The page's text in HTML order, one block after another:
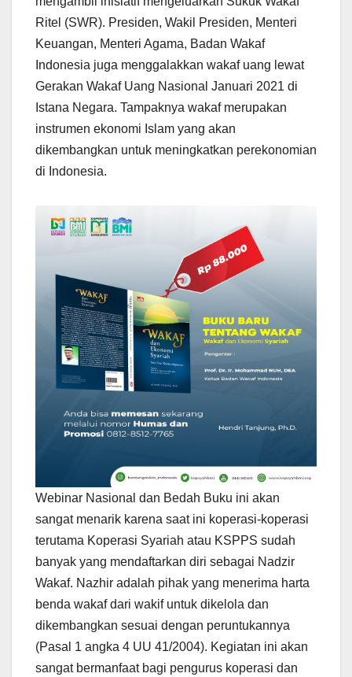
Ritel (SWR). Presiden, Wakil Presiden, Menteri
Keuangan, Menteri Agama, Badan Wakaf
Indonesia juga menggalakkan wakaf uang lewat
Gerakan Wakaf Uang Nasional Januari 2021 di
Istana Negara. Tampaknya wakaf merupakan
instrumen ekonomi Islam yang akan
dikembangkan untuk meningkatkan perekonomian
di Indonesia.
Webinar Nasional dan Bedah Buku ini akan
sangat menarik karena saat ini koperasi-koperasi
terutama Koperasi Syariah atau KSPPS sudah
banyak yang mendaftarkan diri sebagai Nadzir
Wakaf. Nazhir adalah pihak yang menerima harta
benda wakaf dari wakif untuk dikelola dan
dikembangkan sesuai dengan peruntukannya
(Pasal 1 angka 4 UU 41/2004). Kegiatan ini akan
sangat bermanfaat bagi pengurus koperasi dan